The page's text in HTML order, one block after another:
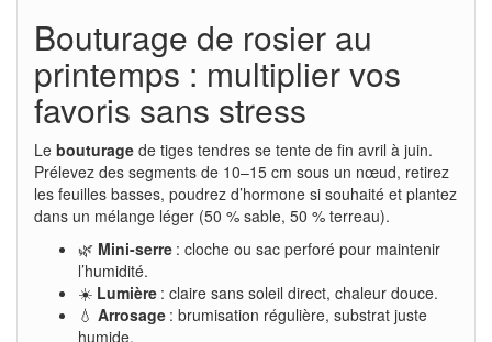
Bouturage de rosier au
printemps : multiplier vos
favoris sans stress
Le bouturage de tiges tendres se tente de fin avril à juin.
Prélevez des segments de 10–15 cm sous un nœud, retirez
les feuilles basses, poudrez d’hormone si souhaité et plantez
dans un mélange léger (50 % sable, 50 % terreau).
🌿 Mini-serre : cloche ou sac perforé pour maintenir
l’humidité.
☀️ Lumière : claire sans soleil direct, chaleur douce.
💧 Arrosage : brumisation régulière, substrat juste
humide.